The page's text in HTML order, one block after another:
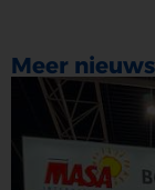
Meer nieuws